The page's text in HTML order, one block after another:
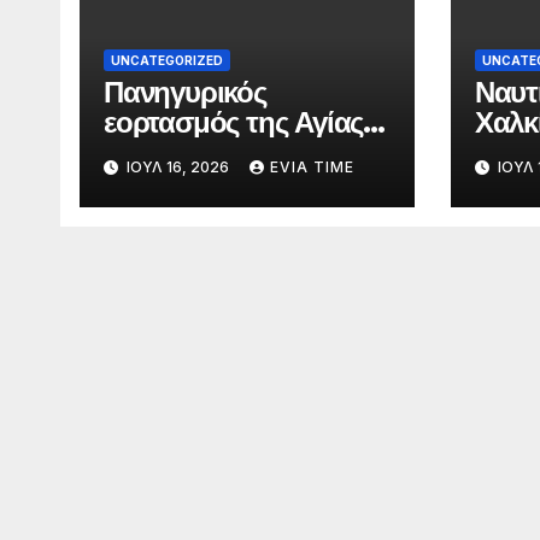
UNCATEGORIZED
Πανηγυρικός
εορτασμός της Αγίας
Παρασκευής στη
Χαλκίδα τις 25 και 26
Ιουλίου
ΙΟΎΛ 16, 2026 EVIA TIME ΙΟΎΛ